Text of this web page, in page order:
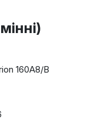
160A8/B